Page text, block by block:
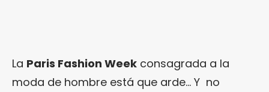
La Paris Fashion Week consagrada a la
moda de hombre está que arde… Y no